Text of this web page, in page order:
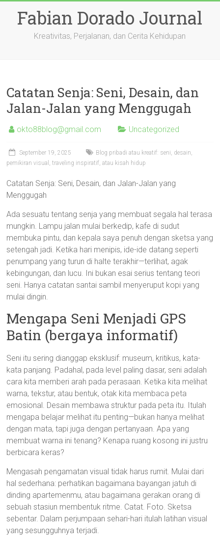
contentFabian Dorado Journal
Kreativitas, Perjalanan, dan Cerita Kehidupan
Catatan Senja: Seni, Desain, dan
Jalan-Jalan yang Menggugah
okto88blog@gmail.com Uncategorized
September 19, 2025
Blog pribadi atau kreatif: seni, desain,
pemikiran visual, traveling inspiratif, atau kisah hidup
Catatan Senja: Seni, Desain, dan Jalan-Jalan yang
Menggugah
Ada sesuatu tentang senja yang membuat segala hal terasa
mungkin. Lampu jalan mulai berkedip, kafe di sudut
membuka pintu, dan kepala saya penuh dengan sketsa yang
setengah jadi. Ketika hari menipis, ide-ide datang seperti
penumpang yang turun di halte terakhir—terlihat, agak
kebingungan, dan lucu. Ini bukan esai serius tentang teori
seni. Hanya catatan santai sambil menyeruput kopi yang
mulai dingin.
Mengapa Seni Menjadi GPS
Batin (bergaya informatif)
Seni itu sering dianggap eksklusif: museum, kritikus, kata-
kata panjang. Padahal, pada level paling dasar, seni adalah
cara kita memberi arah pada perasaan. Ketika kita melihat
warna, tekstur, atau bentuk, otak kita membaca peta
emosional. Desain membawa struktur pada peta itu. Itulah
mengapa belajar melihat itu penting—bukan hanya melihat
dengan mata, tapi juga dengan pertanyaan. Apa yang
membuat warna ini tenang? Kenapa ruang kosong ini justru
berbicara keras?
Mengasah pengamatan visual tidak harus rumit. Mulai dari
hal sederhana: perhatikan bagaimana bayangan jatuh di
dinding apartemenmu, atau bagaimana gerakan orang di
sebuah stasiun membentuk ritme. Catat. Foto. Sketsa
sebentar. Dalam perjumpaan sehari-hari itulah latihan visual
yang sesungguhnya terjadi.